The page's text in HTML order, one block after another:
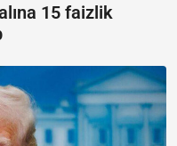
15 faizlik